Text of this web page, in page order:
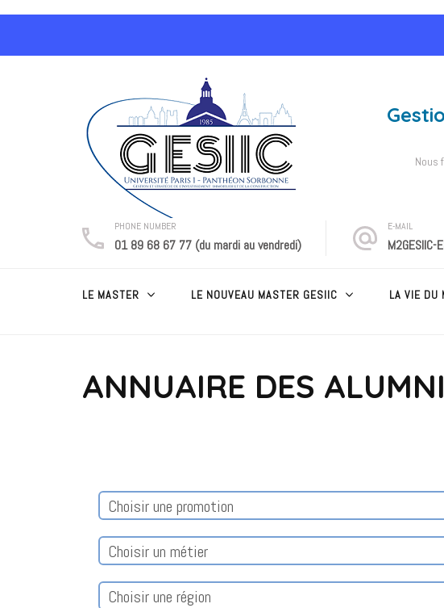
Aller
contenu
Nous
PHONE NUMBER
01 89 68 67 77 (du mardi au vendredi)
E-MAIL
LE MASTER LE NOUVEAU MASTER GESIIC LA VIE DU
ANNUAIRE DES ALUMNI
Choisir une promotion
Choisir un métier
Choisir une région